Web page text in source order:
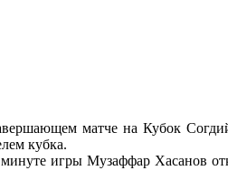
матче на Кубок
кубка.
игры Музаффар Хасанов